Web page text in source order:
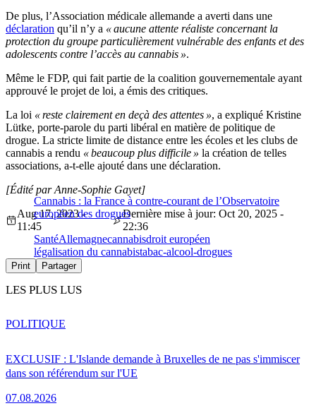
De plus, l’Association médicale allemande a averti dans une
déclaration qu’il n’y a « aucune attente réaliste concernant la
protection du groupe particulièrement vulnérable des enfants et des
adolescents contre l’accès au cannabis ».
Même le FDP, qui fait partie de la coalition gouvernementale ayant
approuvé le projet de loi, a émis des critiques.
La loi « reste clairement en deçà des attentes », a expliqué Kristine
Lütke, porte-parole du parti libéral en matière de politique de
drogue. La stricte limite de distance entre les écoles et les clubs de
cannabis a rendu « beaucoup plus difficile » la création de telles
associations, a-t-elle ajouté dans une déclaration.
Cannabis : la France à contre-courant de l’Observatoire
européen des drogues
[Édité par Anne-Sophie Gayet]
Aug 17, 2023 -
11:45
Dernière mise à jour: Oct 20, 2025 -
22:36
SantéAllemagnecannabisdroit européen
légalisation du cannabistabac-alcool-drogues
Print Partager
LES PLUS LUS
EXCLUSIF : L'Islande demande à Bruxelles de ne pas s'immiscer
dans son référendum sur l'UE
07.08.2026
POLITIQUE